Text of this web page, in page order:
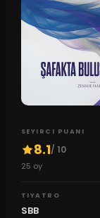
SEYIRCI PUANI
8.1/ 10
25 oy
TIYATRO
SBB